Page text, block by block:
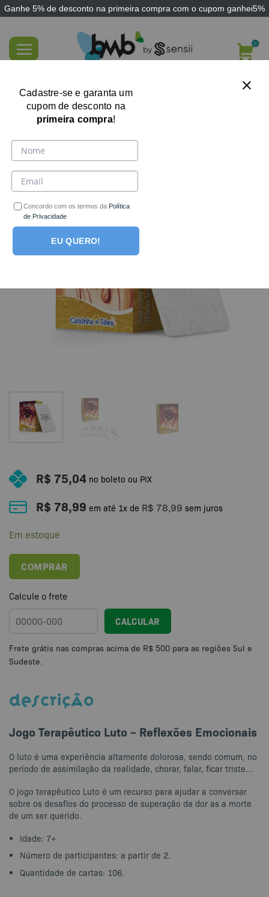
Ganhe 5% de desconto na primeira compra com o cupom ganhei5%
content
Jogo Terapêutico Luto Reflexões
Emocionais
R$ 75,04 no boleto ou PIX
R$ 78,99 em até 1x de R$ 78,99 sem juros
Em estoque
COMPRAR
Calcule o frete
CALCULAR
DESCRIÇÃO
Jogo Terapêutico Luto – Reflexões Emocionais
O luto é uma experiência altamente dolorosa, sendo comum, no
período de assimilação da realidade, chorar, falar, ficar triste…
O jogo terapêutico Luto é um recurso para ajudar a conversar
sobre os desafios do processo de superação da dor as a morte
de um ser querido.
Idade: 7+
Número de participantes: a partir de 2.
Quantidade de cartas: 106.
Cadastre-se e garanta um
cupom de desconto na
primeira compra!
Concordo com os termos da Política
de Privacidade
EU QUERO!